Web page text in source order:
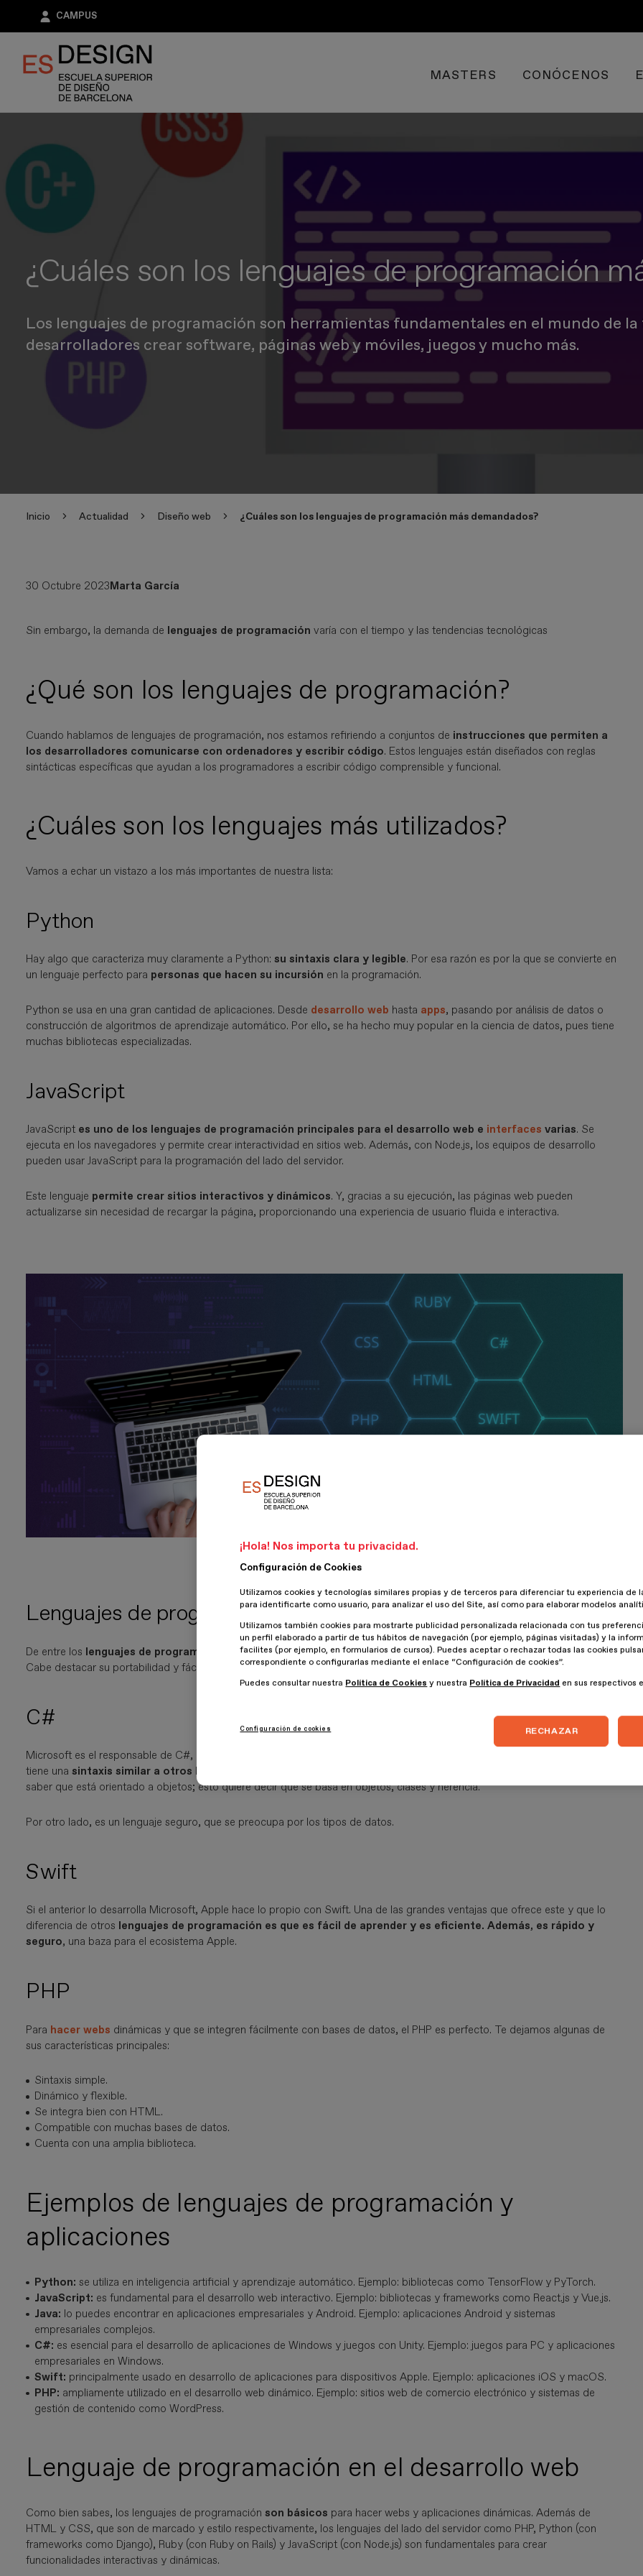
principal
CAMPUS
MASTERS CONÓCENOS
¿Cuáles son los lenguajes de programación
Los lenguajes de programación son herramientas fundamentales en el mundo de
desarrolladores crear software, páginas web y móviles, juegos y mucho más.
Inicio Actualidad Diseño web ¿Cuáles son los lenguajes de programación más demandados?
30 Octubre 2023Marta García
Sin embargo, la demanda de lenguajes de programación varía con el tiempo y las tendencias tecnológicas
¿Qué son los lenguajes de programación?
Cuando hablamos de lenguajes de programación, nos estamos refiriendo a conjuntos de instrucciones que permiten a
los desarrolladores comunicarse con ordenadores y escribir código. Estos lenguajes están diseñados con reglas
sintácticas específicas que ayudan a los programadores a escribir código comprensible y funcional.
¿Cuáles son los lenguajes más utilizados?
Vamos a echar un vistazo a los más importantes de nuestra lista:
Python
Hay algo que caracteriza muy claramente a Python:su sintaxis clara y legible. Por esa razón es por la que se convierte en
un lenguaje perfecto para personas que hacen su incursión en la programación.
Python se usa en una gran cantidad de aplicaciones. Desde desarrollo web hasta apps, pasando por análisis de datos o
construcción de algoritmos de aprendizaje automático. Por ello, se ha hecho muy popular en la ciencia de datos, pues tiene
muchas bibliotecas especializadas.
JavaScript
JavaScript es uno de los lenguajes de programación principales para el desarrollo web e interfaces varias. Se
ejecuta en los navegadores y permite crear interactividad en sitios web. Además, con Node.js, los equipos de desarrollo
pueden usar JavaScript para la programación del lado del servidor.
Este lenguaje permite crear sitios interactivos y dinámicos. Y, gracias a su ejecución, las páginas web pueden
actualizarse sin necesidad de recargar la página, proporcionando una experiencia de usuario fluida e interactiva.
Lenguajes de programación: Java
De entre los lenguajes de programación que se usan en el desarrollo empresarial, este es de los más importantes
Cabe destacar su portabilidad y fácil ejecución desde varias plataformas; por eso es una opción popular.
C#
Microsoft es el responsable de C#, que
tiene una sintaxis similar a otros lenguajes de la familia C
saber que está orientado a objetos; esto quiere decir que se basa en objetos, clases y herencia.
Por otro lado, es un lenguaje seguro, que se preocupa por los tipos de datos.
Swift
Si el anterior lo desarrolla Microsoft, Apple hace lo propio con Swift. Una de las grandes ventajas que ofrece este y que lo
diferencia de otros lenguajes de programación es que es fácil de aprender y es eficiente. Además, es rápido y
seguro, una baza para el ecosistema Apple.
PHP
Para hacer webs dinámicas y que se integren fácilmente con bases de datos, el PHP es perfecto. Te dejamos algunas de
sus características principales:
Sintaxis simple.
Dinámico y flexible.
Se integra bien con HTML.
Compatible con muchas bases de datos.
Cuenta con una amplia biblioteca.
Ejemplos de lenguajes de programación y
aplicaciones
Python: se utiliza en inteligencia artificial y aprendizaje automático. Ejemplo: bibliotecas como TensorFlow y PyTorch.
JavaScript: es fundamental para el desarrollo web interactivo. Ejemplo: bibliotecas y frameworks como React.js y Vue.js.
Java: lo puedes encontrar en aplicaciones empresariales y Android. Ejemplo: aplicaciones Android y sistemas
empresariales complejos.
C#: es esencial para el desarrollo de aplicaciones de Windows y juegos con Unity. Ejemplo: juegos para PC y aplicaciones
empresariales en Windows.
Swift: principalmente usado en desarrollo de aplicaciones para dispositivos Apple. Ejemplo: aplicaciones iOS y macOS.
PHP: ampliamente utilizado en el desarrollo web dinámico. Ejemplo: sitios web de comercio electrónico y sistemas de
gestión de contenido como WordPress.
Lenguaje de programación en el desarrollo web
Como bien sabes, los lenguajes de programación son básicos para hacer webs y aplicaciones dinámicas. Además de
HTML y CSS, que son de marcado y estilo respectivamente, los lenguajes del lado del servidor como PHP, Python (con
frameworks como Django), Ruby (con Ruby on Rails) y JavaScript (con Node.js) son fundamentales para crear
funcionalidades interactivas y dinámicas.
¡Hola! Nos importa tu privacidad.
Configuración de Cookies
Utilizamos cookies y tecnologías similares propias y de terceros para diferenciar tu experiencia de
para identificarte como usuario, para analizar el uso del Site, así como para elaborar modelos
Utilizamos también cookies para mostrarte publicidad personalizada relacionada con tus
un perfil elaborado a partir de tus hábitos de navegación (por ejemplo, páginas visitadas) y la
facilites (por ejemplo, en formularios de cursos). Puedes aceptar o rechazar todas las cookies
correspondiente o configurarlas mediante el enlace “Configuración de cookies”.
Puedes consultar nuestra Política de Cookies y nuestra Política de Privacidad en sus respectivos
Configuración de cookies RECHAZAR